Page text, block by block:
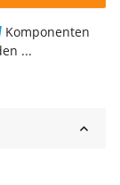
Komponenten
...